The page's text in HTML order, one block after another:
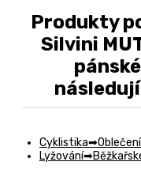
Produkty
Silvini
Cyklistika Oblečení
Lyžování